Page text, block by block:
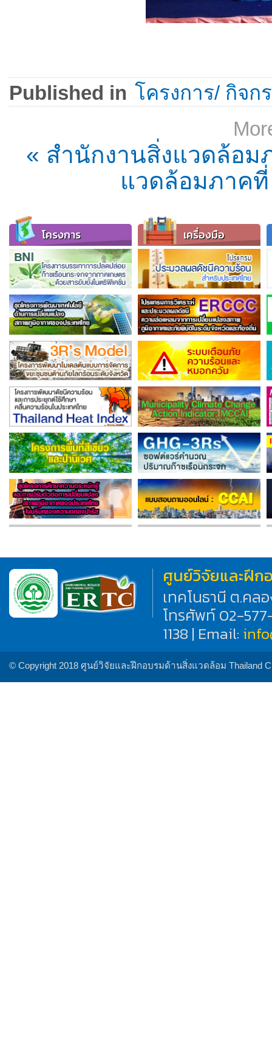
Published in โครงการ/ กิจก
« สำนักงานสิ่งแวดล้อ
แวดล้อมภาค
โครงการ เครื่องมือ
ศูนย์วิจัยและฝึ
เทคโนธานี ต.คล
โทรศัพท์ 02-
1138 | Email:
© Copyright 2018 ศูนย์วิจัยและฝึกอบรมด้านสิ่งแวดล้อม Thailand